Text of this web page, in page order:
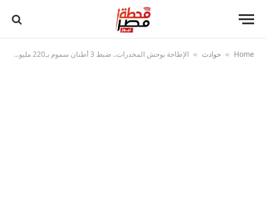
Home
» حوادث » الإطاحة بوحش المخدرات.. ضبط 3 أطنان سموم بـ220 مليون جنيه في السويس